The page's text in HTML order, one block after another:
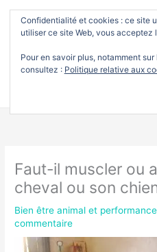
Aller
contenu
Soins et
Bien être animal et
Faut-il muscler ou assouplir
Faut-il muscler ou
cheval ou son
Bien être animal et performance
commentaire
Confidentialité et cookies : ce site
utiliser ce site Web, vous acceptez
Pour en savoir plus, notamment
consultez : Politique relative aux